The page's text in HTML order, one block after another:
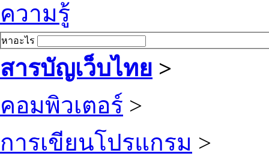
ความรู้
หาอะไร
สารบัญเว็บไทย >
คอมพิวเตอร์ >
การเขียนโปรแกรม >